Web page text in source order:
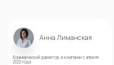
Анна Лиманская
Коммерческий директор, в компании с апреля
2022 года.